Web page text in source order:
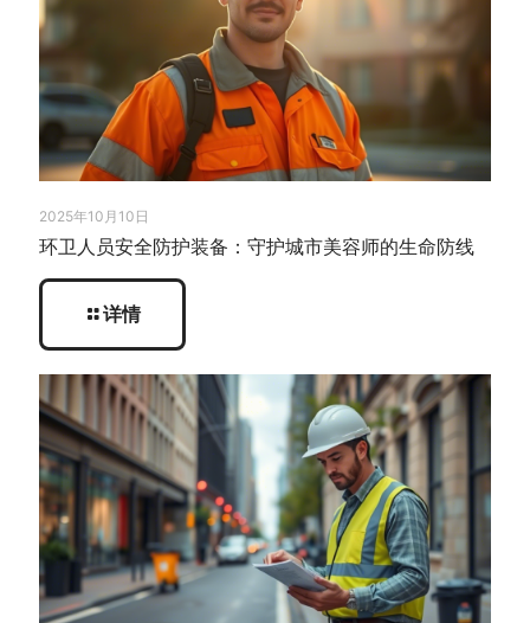
2025年10月10日
环卫人员安全防护装备：守护城市美容师的生命防线
详情